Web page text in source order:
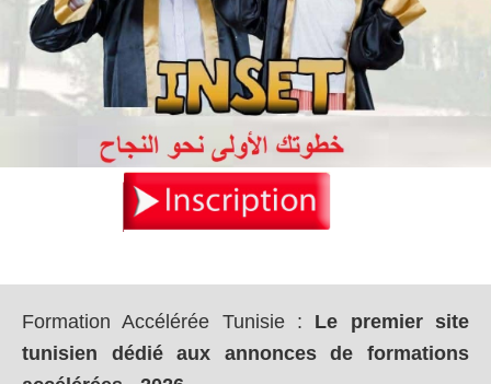
Formation Accélérée Tunisie: Le premier site
tunisien dédié aux annonces de formations